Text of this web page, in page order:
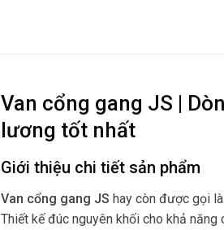
Van cổng gang JS |
lương tốt nhất
Giới thiệu chi tiết sản phẩm
Van cổng gang JS hay còn được gọi
Thiết kế đúc nguyên khối cho khả